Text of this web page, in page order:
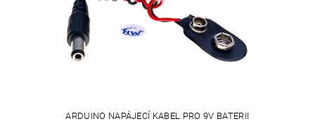
ARDUINO NAPÁJECÍ KABEL PRO 9V BATERII